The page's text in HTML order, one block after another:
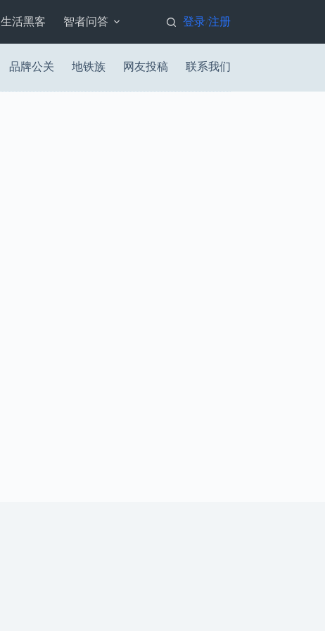
生活黑客 智者问答 登录/注册
品牌公关 地铁族 网友投稿 联系我们